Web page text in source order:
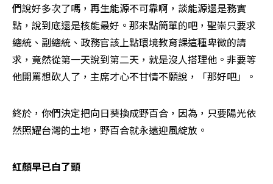
們說好多次了嗎，再生能源不可靠啊，談能源還是務實
點，說到底還是核能最好。那來點簡單的吧，聖崇只要求
總統、副總統、政務官該上點環境教育課這種卑微的請
求，竟然從第一天說到第二天，就是沒人搭理他。非要等
他開罵想砍人了，主席才心不甘情不願說，「那好吧」。
終於，你們決定把向日葵換成野百合，因為，只要陽光依
然照耀台灣的土地，野百合就永遠迎風綻放。
紅顏早已白了頭